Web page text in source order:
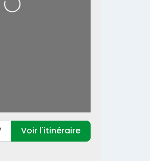
Loading...
Enter your location
Voir l'itinéraire